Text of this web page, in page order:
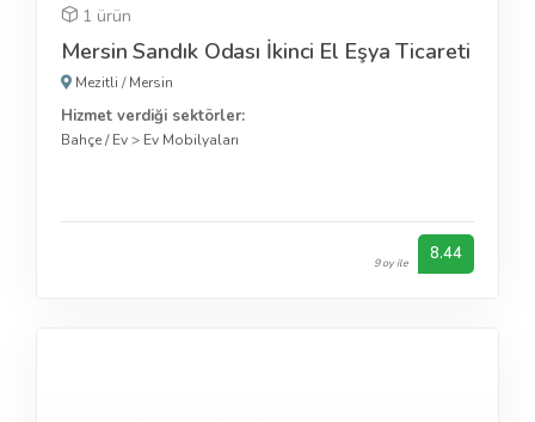
1 ürün
Mersin Sandık Odası İkinci El Eşya Ticareti
Mezitli /Mersin
Hizmet verdiği sektörler:
Bahçe / Ev> Ev Mobilyaları
9 oy ile 8.44